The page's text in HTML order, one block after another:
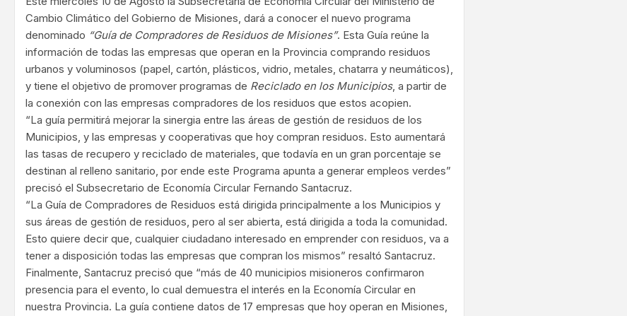
Cambio Climático del Gobierno de Misiones, dará a conocer el nuevo programa
denominado “Guía de Compradores de Residuos de Misiones”. Esta Guía reúne la
información de todas las empresas que operan en la Provincia comprando residuos
urbanos y voluminosos (papel, cartón, plásticos, vidrio, metales, chatarra y neumáticos),
y tiene el objetivo de promover programas de Reciclado en los Municipios, a partir de
la conexión con las empresas compradores de los residuos que estos acopien.
“La guía permitirá mejorar la sinergia entre las áreas de gestión de residuos de los
Municipios, y las empresas y cooperativas que hoy compran residuos. Esto aumentará
las tasas de recupero y reciclado de materiales, que todavía en un gran porcentaje se
destinan al relleno sanitario, por ende este Programa apunta a generar empleos verdes”
precisó el Subsecretario de Economía Circular Fernando Santacruz.
“La Guía de Compradores de Residuos está dirigida principalmente a los Municipios y
sus áreas de gestión de residuos, pero al ser abierta, está dirigida a toda la comunidad.
Esto quiere decir que, cualquier ciudadano interesado en emprender con residuos, va a
tener a disposición todas las empresas que compran los mismos” resaltó Santacruz.
Finalmente, Santacruz precisó que “más de 40 municipios misioneros confirmaron
presencia para el evento, lo cual demuestra el interés en la Economía Circular en
nuestra Provincia. La guía contiene datos de 17 empresas que hoy operan en Misiones,